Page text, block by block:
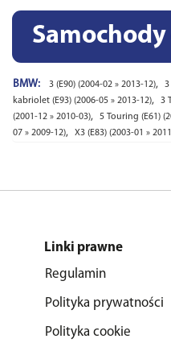
BMW: 3 (E90) (2004-02 » 2013-12), 3
kabriolet (E93) (2006-05 » 2013-12), 3
(2001-12 » 2010-03), 5 Touring (E61)
07 » 2009-12), X3 (E83) (2003-01 »
Linki prawne
Regulamin
Polityka prywatności
Polityka cookie